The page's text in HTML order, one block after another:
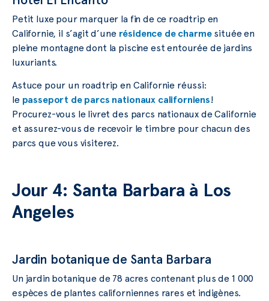
Petit luxe pour marquer la fin de ce roadtrip en
Californie, il s’agit d’une résidence de charmesituée en
pleine montagne dont la piscine est entourée de jardins
luxuriants.
Astuce pour un roadtrip en Californie réussi:
le passeport de parcs nationaux californiens!
Procurez-vous le livret des parcs nationaux de Californie
et assurez-vous de recevoir le timbre pour chacun des
parcs que vous visiterez.
Jour 4: Santa Barbara à Los
Angeles
Jardin botanique de Santa Barbara
Un jardin botanique de 78 acres contenant plus de 1 000
espèces de plantes californiennes rares et indigènes.